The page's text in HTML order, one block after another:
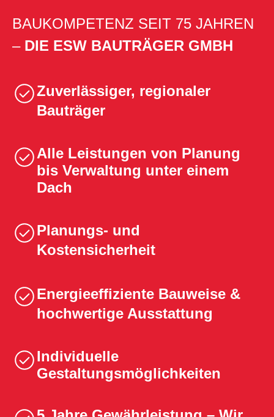
BAUKOMPETENZ SEIT 75 JAHREN
– DIE ESW BAUTRÄGER GMBH
Zuverlässiger, regionaler
Bauträger
Alle Leistungen von Planung
bis Verwaltung unter einem
Dach
Planungs- und
Kostensicherheit
Energieeffiziente Bauweise &
hochwertige Ausstattung
Individuelle
Gestaltungsmöglichkeiten